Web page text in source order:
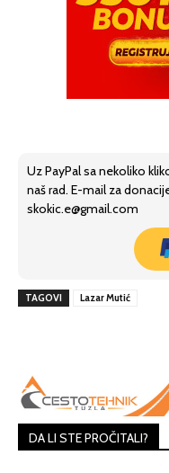
Uz PayPal sa nekoliko
naš rad. E-mail za
skokic.e@gmail.com
TAGOVI Lazar Mutić
DA LI STE PROČITALI?